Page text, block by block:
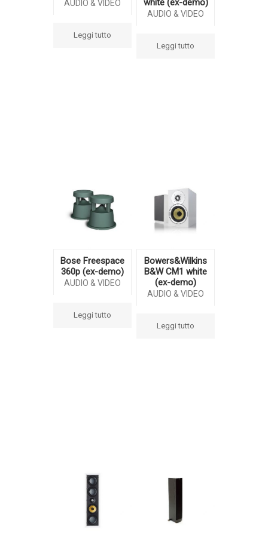
AUDIO & VIDEO
Leggi tutto
white (ex-demo)
AUDIO & VIDEO
Leggi tutto
Bose Freespace
360p (ex-demo)
AUDIO & VIDEO
Leggi tutto
Bowers&Wilkins
B&W CM1 white
(ex-demo)
AUDIO & VIDEO
Leggi tutto